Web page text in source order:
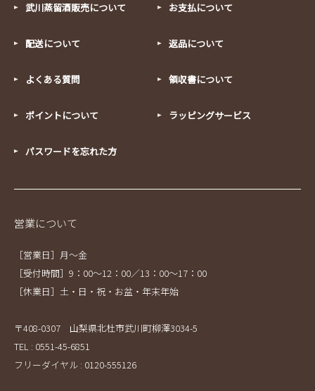
武川蒸留酒販売について お支払について
配送について 返品について
よくある質問 領収書について
ポイントについて ラッピングサービス
パスワードを忘れた方
営業について
［営業日］月～金
［受付時間］9：00～12：00／13：00～17：00
［休業日］土・日・祝・お盆・年末年始
〒408-0307 山梨県北杜市武川町柳澤3034-5
TEL : 0551-45-6851
フリーダイヤル : 0120-555126